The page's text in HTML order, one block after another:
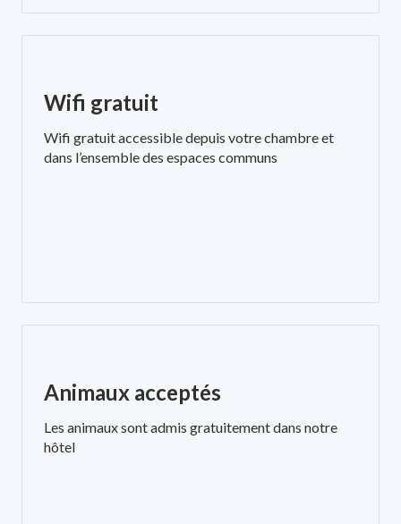
Wifi gratuit
Wifi gratuit accessible depuis votre chambre et
dans l’ensemble des espaces communs
Animaux acceptés
Les animaux sont admis gratuitement dans notre
hôtel